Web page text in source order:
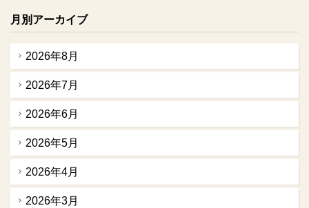
月別アーカイブ
2026年8月
2026年7月
2026年6月
2026年5月
2026年4月
2026年3月